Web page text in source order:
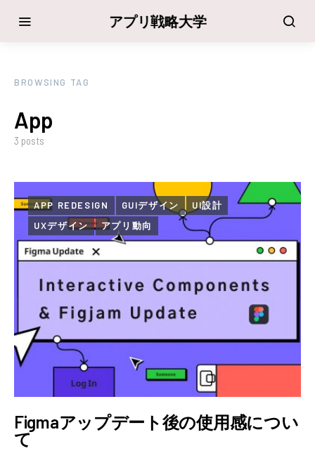
アプリ戦略大学
BROWSING TAG
App
3 posts
APP REDESIGN GUIデザイン
UI設計
UXデザイン
アプリ動向
Figmaアップデート後の使用感につい
て